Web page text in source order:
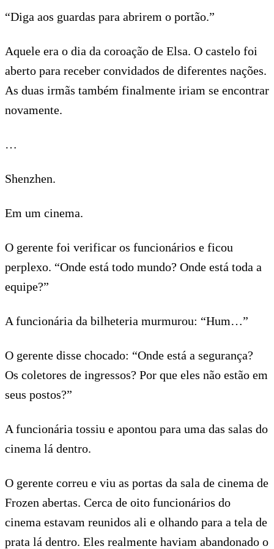
“Diga aos guardas para abrirem o portão.”
Aquele era o dia da coroação de Elsa. O castelo foi
aberto para receber convidados de diferentes nações.
As duas irmãs também finalmente iriam se encontrar
novamente.
…
Shenzhen.
Em um cinema.
O gerente foi verificar os funcionários e ficou
perplexo. “Onde está todo mundo? Onde está toda a
equipe?”
A funcionária da bilheteria murmurou: “Hum…”
O gerente disse chocado: “Onde está a segurança?
Os coletores de ingressos? Por que eles não estão em
seus postos?”
A funcionária tossiu e apontou para uma das salas do
cinema lá dentro.
O gerente correu e viu as portas da sala de cinema de
Frozen abertas. Cerca de oito funcionários do
cinema estavam reunidos ali e olhando para a tela de
prata lá dentro. Eles realmente haviam abandonado o